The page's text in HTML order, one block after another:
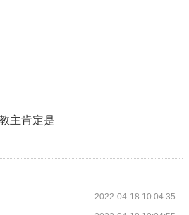
主肯定是
2022-04-18 10:04:35